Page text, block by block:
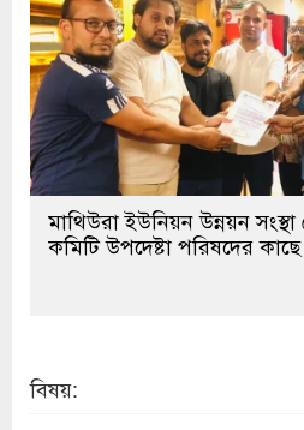
মাথিউরা ইউনিয়ন উন্নয়ন সংস্থা
কমিটি উপদেষ্টা পরিষদের কাছে
বিষয়: